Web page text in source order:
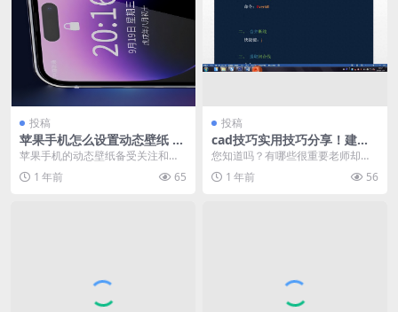
投稿
苹果手机怎么设置动态壁纸 苹
果手机动态壁纸设置方法
苹果手机的动态壁纸备受关注和喜
爱。动态壁纸不仅可以为手机带来
更加生动的界面效果，...
1 年前 65
投稿
cad技巧实用技巧分享！建议
收藏
您知道吗？有哪些很重要老师却没
有教的CAD技巧！ ·第一个要删除重
复线。比如CA...
1 年前 56